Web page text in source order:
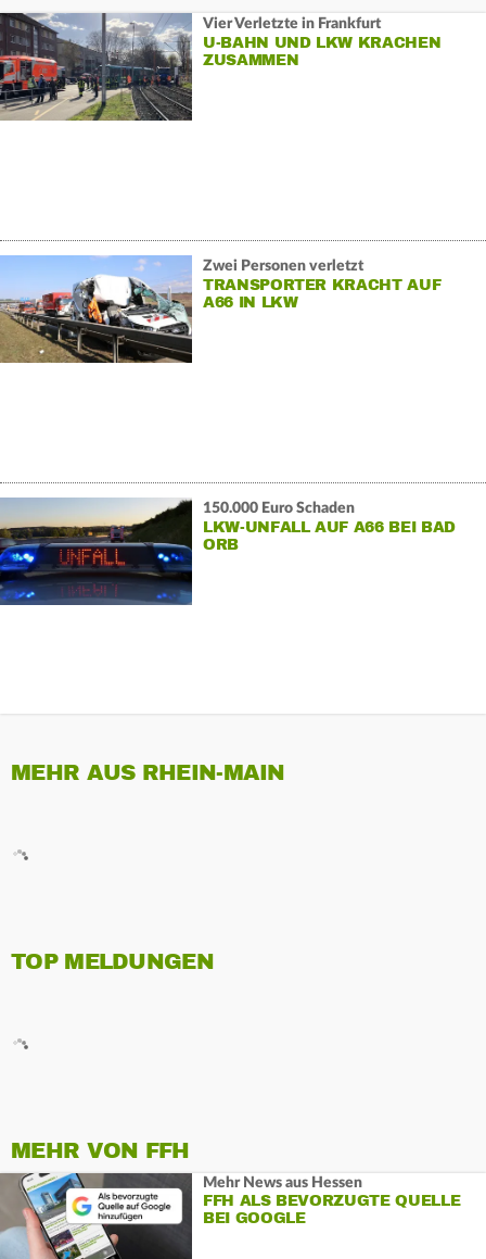
Vier Verletzte in Frankfurt
U-BAHN UND LKW KRACHEN
ZUSAMMEN
Zwei Personen verletzt
TRANSPORTER KRACHT AUF
A66 IN LKW
150.000 Euro Schaden
LKW-UNFALL AUF A66 BEI BAD
ORB
MEHR AUS RHEIN-MAIN
TOP MELDUNGEN
MEHR VON FFH
Mehr News aus Hessen
FFH ALS BEVORZUGTE QUELLE
BEI GOOGLE